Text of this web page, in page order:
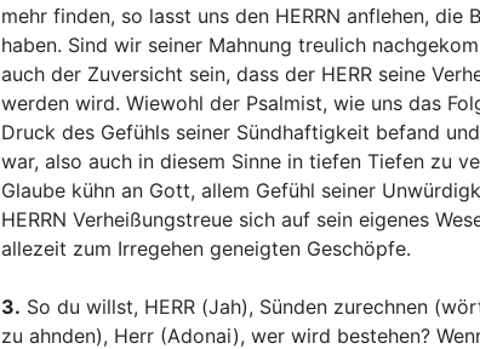
mehr finden, so lasst uns den HERRN anflehen,
haben. Sind wir seiner Mahnung treulich
auch der Zuversicht sein, dass der HERR seine
werden wird. Wiewohl der Psalmist, wie uns das
Druck des Gefühls seiner Sündhaftigkeit befand
war, also auch in diesem Sinne in tiefen Tiefen zu
Glaube kühn an Gott, allem Gefühl seiner
HERRN Verheißungstreue sich auf sein eigenes
allezeit zum Irregehen geneigten Geschöpfe.
3. So du willst, HERR (Jah), Sünden zurechnen
zu ahnden), Herr (Adonai), wer wird bestehen?